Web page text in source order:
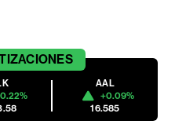
AAL
+0.09%
16.585